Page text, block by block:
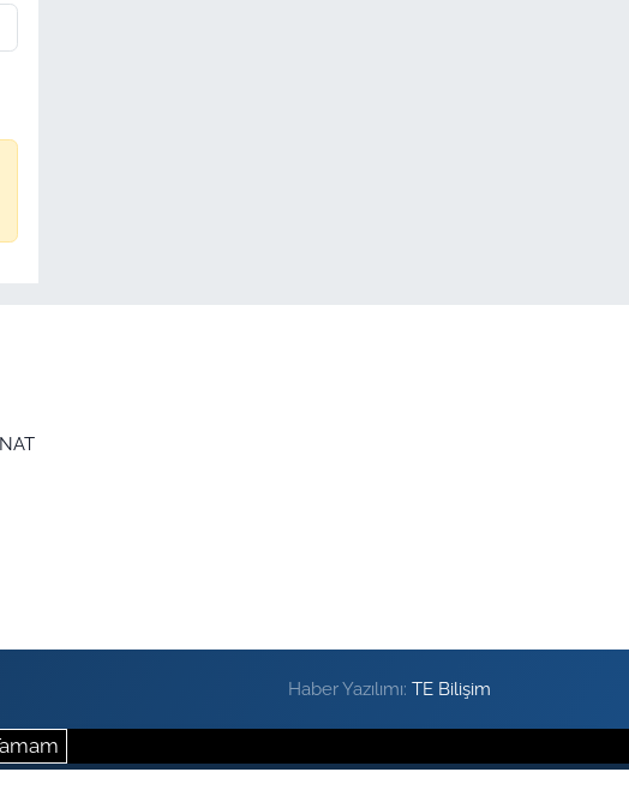
Haber Yazılımı:TE Bilişim